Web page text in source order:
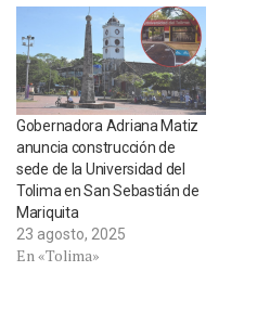
Gobernadora Adriana Matiz
anuncia construcción de
sede de la Universidad del
Tolima en San Sebastián de
Mariquita
23 agosto, 2025
En «Tolima»